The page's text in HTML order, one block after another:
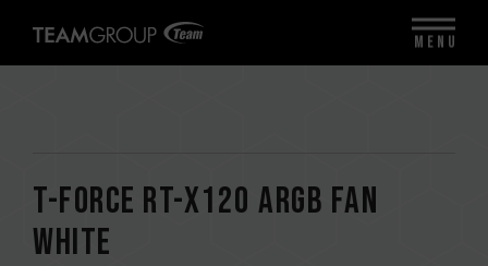
T-FORCE RT-X120 ARGB Fan
White
MENU